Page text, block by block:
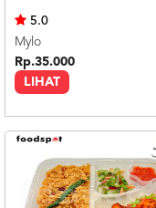
LIHAT
5.0
Mylo
Rp.35.000